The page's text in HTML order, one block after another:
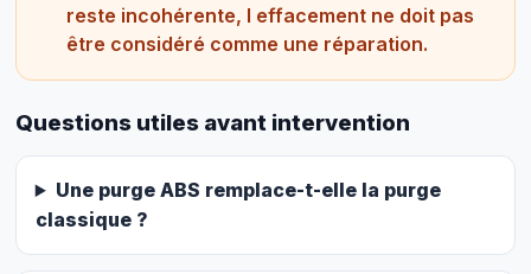
reste incohérente, l effacement ne doit pas
être considéré comme une réparation.
Questions utiles avant intervention
Une purge ABS remplace-t-elle la purge
classique ?